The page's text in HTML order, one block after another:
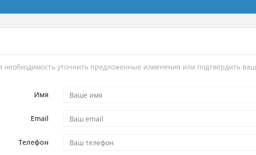
уточнить предложенные изменения или подтвердить
Имя
Email
Телефон